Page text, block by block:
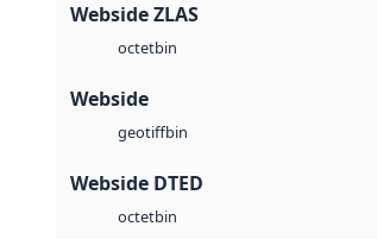
Webside ZLAS
octetbin
Webside
geotiffbin
Webside DTED
octetbin